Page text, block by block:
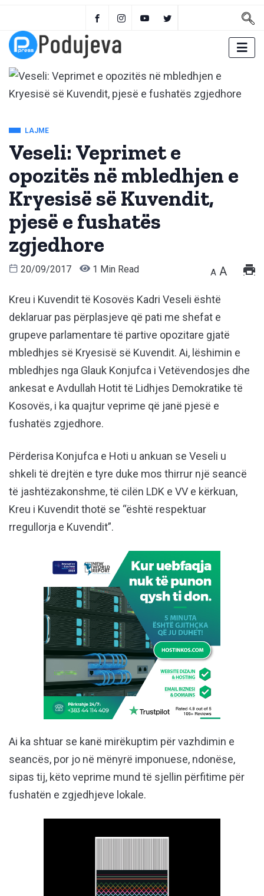
LAJME
Veseli: Veprimet e
opozitës në mbledhjen e
Kryesisë së Kuvendit,
pjesë e fushatës
zgjedhore
20/09/2017 1 Min Read A A
Kreu i Kuvendit të Kosovës Kadri Veseli është
deklaruar pas përplasjeve që pati me shefat e
grupeve parlamentare të partive opozitare gjatë
mbledhjes së Kryesisë së Kuvendit. Ai, lëshimin e
mbledhjes nga Glauk Konjufca i Vetëvendosjes dhe
ankesat e Avdullah Hotit të Lidhjes Demokratike të
Kosovës, i ka quajtur veprime që janë pjesë e
fushatës zgjedhore.
Përderisa Konjufca e Hoti u ankuan se Veseli u
shkeli të drejtën e tyre duke mos thirrur një seancë
të jashtëzakonshme, të cilën LDK e VV e kërkuan,
Kreu i Kuvendit thotë se “është respektuar
rregullorja e Kuvendit”.
Ai ka shtuar se kanë mirëkuptim për vazhdimin e
seancës, por jo në mënyrë imponuese, ndonëse,
sipas tij, këto veprime mund të sjellin përfitime për
fushatën e zgjedhjeve lokale.